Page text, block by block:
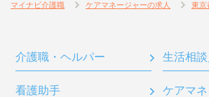
マイナビ介護職 ケアマネージャーの求人 東京
介護職・ヘルパー 生活相談
看護助手 ケアマ